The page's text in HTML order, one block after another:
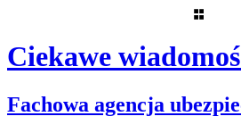
Ciekawe
Skip
to
Fachowa agencja